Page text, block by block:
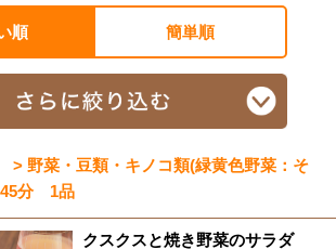
順 簡単順
> 野菜・豆類・キノコ類(緑黄色野菜：そ
45分 1品
クスクスと焼き野菜のサラダ